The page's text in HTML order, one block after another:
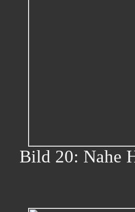
Bild 20: Nahe